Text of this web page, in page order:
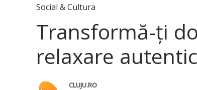
Social & Cultura
Transformă-ți
relaxare
CLUJU.RO